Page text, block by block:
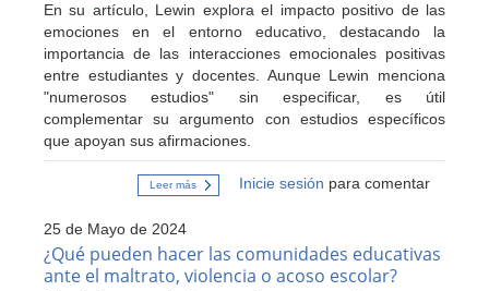
aula:
son?
En su artículo, Lewin explora el impacto positivo de las
emociones en el entorno educativo, destacando la
importancia de las interacciones emocionales positivas
entre estudiantes y docentes. Aunque Lewin menciona
"numerosos estudios" sin especificar, es útil
complementar su argumento con estudios específicos
que apoyan sus afirmaciones.
Leer más sobre
alegría
en
Inicie sesión para comentar
25 de Mayo de 2024
¿Qué pueden hacer las comunidades educativas
ante el maltrato, violencia o acoso escolar?